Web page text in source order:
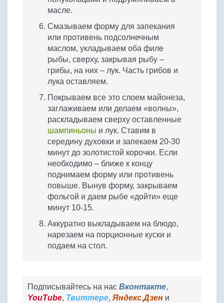
масле.
Смазываем форму для запекания
или противень подсолнечным
маслом, укладываем оба филе
рыбы, сверху, закрывая рыбу –
грибы, на них – лук. Часть грибов и
лука оставляем.
Покрываем все это слоем майонеза,
заглаживаем или делаем «волны»,
раскладываем сверху оставленные
шампиньоны и лук. Ставим в
середину духовки и запекаем 20-30
минут до золотистой корочки. Если
необходимо – ближе к концу
поднимаем форму или противень
повыше. Вынув форму, закрываем
фольгой и даем рыбе «дойти» еще
минут 10-15.
Аккуратно выкладываем на блюдо,
нарезаем на порционные куски и
подаем на стол.
Подписывайтесь на нас Вконтакте,
YouTube, Твиттере, Яндекс.Дзен и